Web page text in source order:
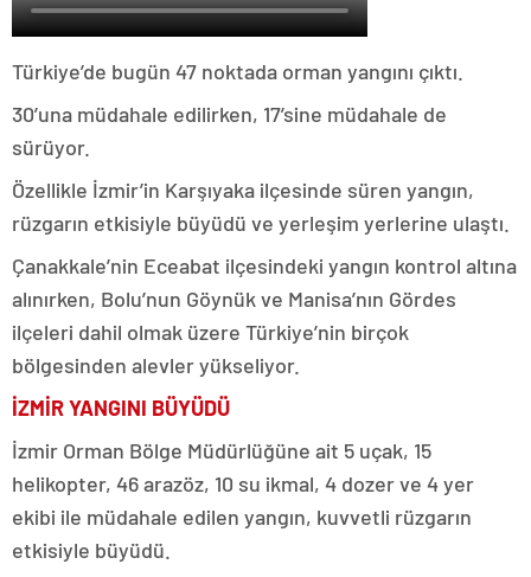
Türkiye’de bugün 47 noktada orman yangını çıktı.
30’una müdahale edilirken, 17’sine müdahale de
sürüyor.
Özellikle İzmir’in Karşıyaka ilçesinde süren yangın,
rüzgarın etkisiyle büyüdü ve yerleşim yerlerine ulaştı.
Çanakkale’nin Eceabat ilçesindeki yangın kontrol altına
alınırken, Bolu’nun Göynük ve Manisa’nın Gördes
ilçeleri dahil olmak üzere Türkiye’nin birçok
bölgesinden alevler yükseliyor.
İZMİR YANGINI BÜYÜDÜ
İzmir Orman Bölge Müdürlüğüne ait 5 uçak, 15
helikopter, 46 arazöz, 10 su ikmal, 4 dozer ve 4 yer
ekibi ile müdahale edilen yangın, kuvvetli rüzgarın
etkisiyle büyüdü.